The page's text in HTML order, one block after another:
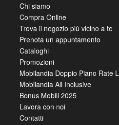
Chi siamo
Compra Online
Trova il negozio più vicino a te
Prenota un appuntamento
Cataloghi
Promozioni
Mobilandia Doppio Piano Rate
Mobilandia All Inclusive
Bonus Mobili 2025
Lavora con noi
Contatti